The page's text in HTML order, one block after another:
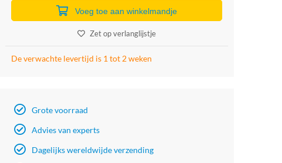
Voeg toe aan winkelmandje
Zet op verlanglijstje
De verwachte levertijd is 1 tot 2 weken
Grote voorraad
Advies van experts
Dagelijks wereldwijde verzending